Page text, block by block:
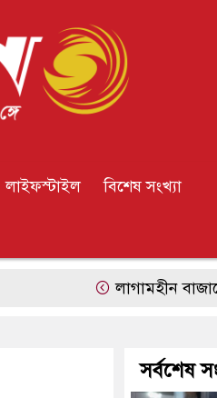
লাইফস্টাইল বিশেষ সংখ্যা
লাগামহীন বাজারের
সর্বশেষ